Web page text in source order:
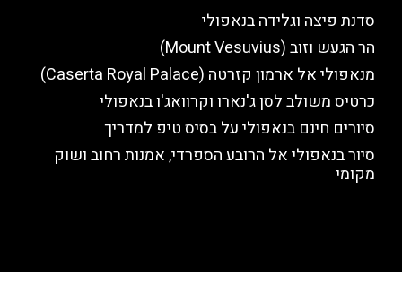
סדנת פיצה וגלידה בנאפולי
הר הגעש וזוב (Mount Vesuvius)
מנאפולי אל ארמון קזרטה (Caserta Royal Palace)
כרטיס משולב לסן ג'נארו וקרוואג'ו בנאפולי
סיורים חינם בנאפולי על בסיס טיפ למדריך
סיור בנאפולי אל הרובע הספרדי, אמנות רחוב ושוק
מקומי